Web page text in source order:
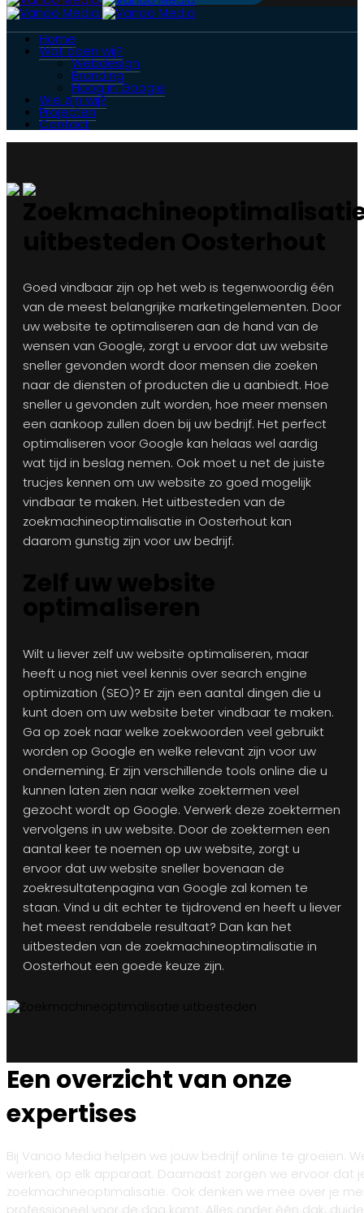
Home
Wat doen wij?
Webdesign
Branding
Hoog in Google
Wie zijn wij?
Projecten
Contact
Goed vindbaar zijn op het web is tegenwoordig één
van de meest belangrijke marketingelementen. Door
uw website te optimaliseren aan de hand van de
wensen van Google, zorgt u ervoor dat uw website
sneller gevonden wordt door mensen die zoeken
naar de diensten of producten die u aanbiedt. Hoe
sneller u gevonden zult worden, hoe meer mensen
een aankoop zullen doen bij uw bedrijf. Het perfect
optimaliseren voor Google kan helaas wel aardig
wat tijd in beslag nemen. Ook moet u net de juiste
trucjes kennen om uw website zo goed mogelijk
vindbaar te maken. Het uitbesteden van de
zoekmachineoptimalisatie in Oosterhout kan
daarom gunstig zijn voor uw bedrijf.
Wilt u liever zelf uw website optimaliseren, maar
heeft u nog niet veel kennis over search engine
optimization (SEO)? Er zijn een aantal dingen die u
kunt doen om uw website beter vindbaar te maken.
Ga op zoek naar welke zoekwoorden veel gebruikt
worden op Google en welke relevant zijn voor uw
onderneming. Er zijn verschillende tools online die u
kunnen laten zien naar welke zoektermen veel
gezocht wordt op Google. Verwerk deze zoektermen
vervolgens in uw website. Door de zoektermen een
aantal keer te noemen op uw website, zorgt u
ervoor dat uw website sneller bovenaan de
zoekresultatenpagina van Google zal komen te
staan. Vind u dit echter te tijdrovend en heeft u liever
het meest rendabele resultaat? Dan kan het
uitbesteden van de zoekmachineoptimalisatie in
Oosterhout een goede keuze zijn.
Een overzicht van onze
expertises
Bij Vanoo Media helpen we jouw bedrijf online te groeien.
werken, op elk apparaat. Daarnaast zorgen we ervoor
zoekmachineoptimalisatie. Ook denken we mee over je
professioneel voor de dag komt. Alles onder één dak,